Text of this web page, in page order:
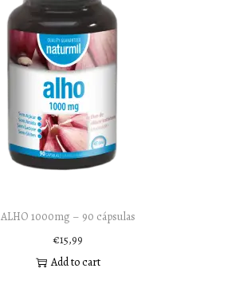
ALHO 1000mg – 90 cápsulas
€15,99
Add to cart